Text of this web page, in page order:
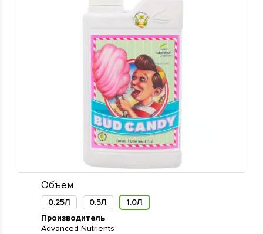
Объем
0.25Л 0.5Л
1.0Л
Производитель
Advanced Nutrients